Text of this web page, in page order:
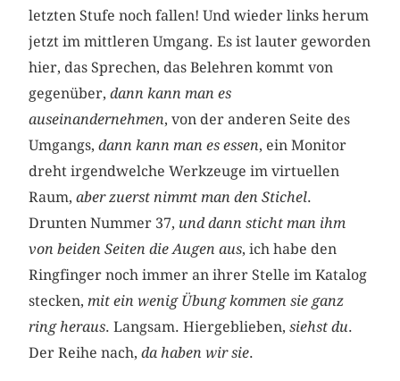
letzten Stufe noch fallen! Und wieder links herum
jetzt im mittleren Umgang. Es ist lauter geworden
hier, das Sprechen, das Belehren kommt von
gegenüber,dann kann man es
auseinandernehmen, von der anderen Seite des
Umgangs,dann kann man es essen, ein Monitor
dreht irgendwelche Werkzeuge im virtuellen
Raum,aber zuerst nimmt man den Stichel.
Drunten Nummer 37, und dann sticht man ihm
von beiden Seiten die Augen aus, ich habe den
Ringfinger noch immer an ihrer Stelle im Katalog
stecken,mit ein wenig Übung kommen sie ganz
ring heraus. Langsam. Hiergeblieben,siehst du.
Der Reihe nach,da haben wir sie.